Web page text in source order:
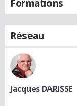
Formations
Réseau
Jacques DARISSE